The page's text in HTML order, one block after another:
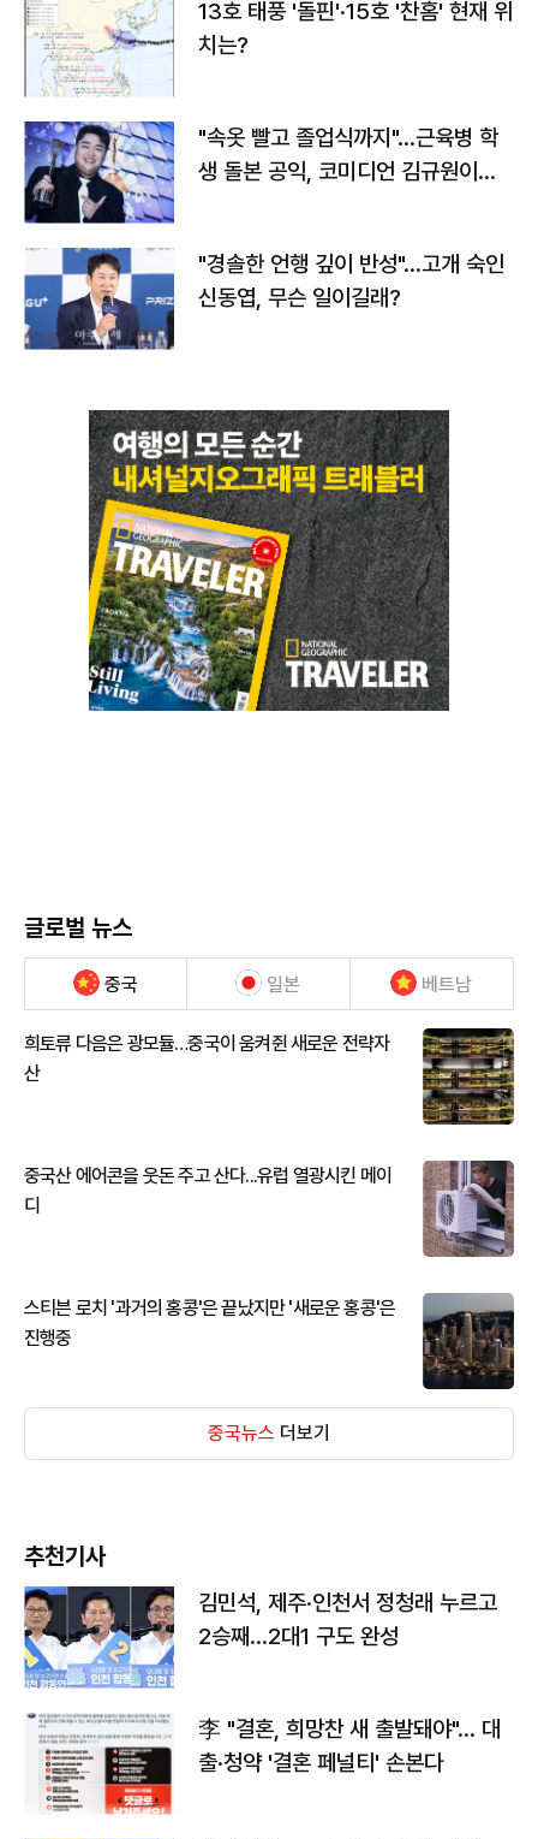
13호 태풍 '돌핀'·15호 '찬홈' 현재 위
치는?
"속옷 빨고 졸업식까지"…근육병 학
생 돌본 공익, 코미디언 김규원이었
"경솔한 언행 깊이 반성"…고개 숙인
신동엽, 무슨 일이길래?
글로벌 뉴스
중국 일본 베트남
희토류 다음은 광모듈…중국이 움켜쥔 새로운 전략자
산
중국산 에어콘을 웃돈 주고 산다...유럽 열광시킨 메이
디
스티븐 로치 '과거의 홍콩'은 끝났지만 '새로운 홍콩'은
진행중
중국뉴스 더보기
추천기사
김민석, 제주·인천서 정청래 누르고
2승째…2대1 구도 완성
李 "결혼, 희망찬 새 출발돼야"… 대
출·청약 '결혼 페널티' 손본다